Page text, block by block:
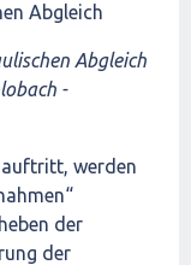
Abgleich
-
werden
der
der